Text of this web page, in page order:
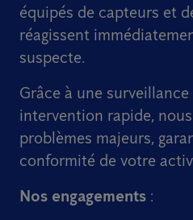
équipés de capteurs et
réagissent
suspecte.
Grâce à une
intervention rapide,
problèmes majeurs,
conformité de votre
Nos engagements :